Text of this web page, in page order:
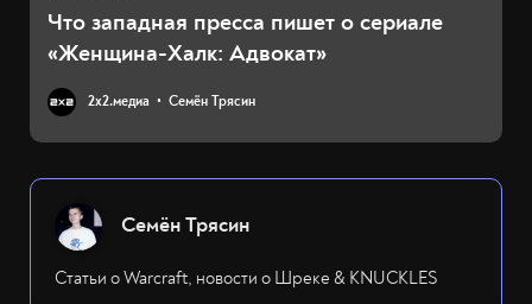
Что западная пресса пишет о сериале
«Женщина-Халк: Адвокат»
2х2.медиа Семён Трясин
Семён Трясин
Статьи о Warcraft, новости о Шреке & KNUCKLES